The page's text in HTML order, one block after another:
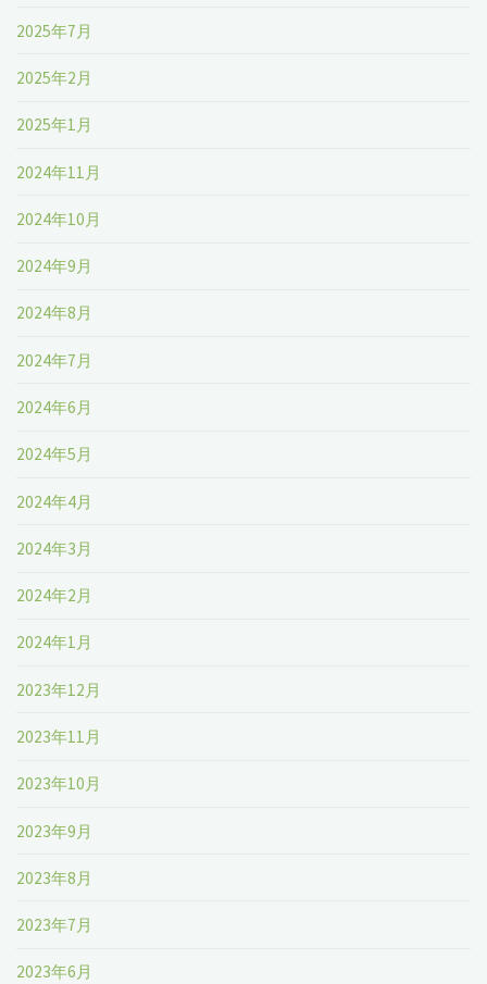
2025年7月
2025年2月
2025年1月
2024年11月
2024年10月
2024年9月
2024年8月
2024年7月
2024年6月
2024年5月
2024年4月
2024年3月
2024年2月
2024年1月
2023年12月
2023年11月
2023年10月
2023年9月
2023年8月
2023年7月
2023年6月